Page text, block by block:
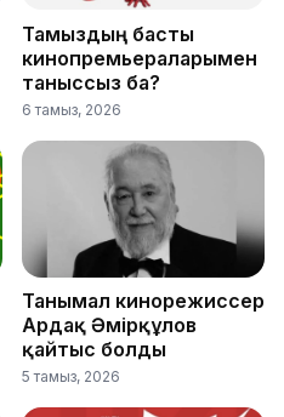
Тамыздың басты
кинопремьераларымен
таныссыз ба?
6 тамыз, 2026
Танымал кинорежиссер
Ардақ Әмірқұлов
қайтыс болды
5 тамыз, 2026